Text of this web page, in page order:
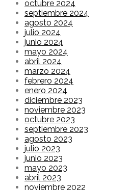
octubre 2024
septiembre 2024
agosto 2024
julio 2024
junio 2024
mayo 2024
abril 2024
marzo 2024
febrero 2024
enero 2024
diciembre 2023
noviembre 2023
octubre 2023
septiembre 2023
agosto 2023
julio 2023
junio 2023
mayo 2023
abril 2023
noviembre 2022